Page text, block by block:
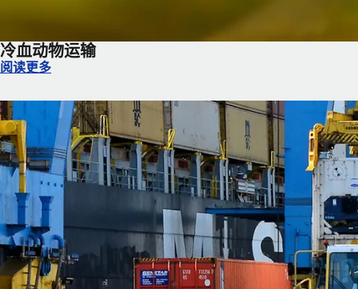
冷血动物运输
冷血动物运输
阅读更多